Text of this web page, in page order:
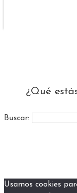
¿Qué
Buscar:
Usamos cookies